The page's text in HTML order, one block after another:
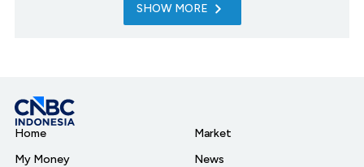
SHOW MORE
Home
My Money
Market
News